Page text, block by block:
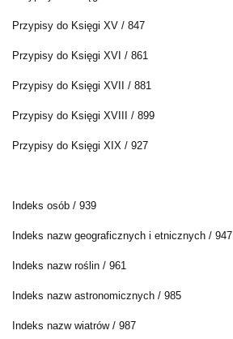
Przypisy do Księgi XV / 847
Przypisy do Księgi XVI / 861
Przypisy do Księgi XVII / 881
Przypisy do Księgi XVIII / 899
Przypisy do Księgi XIX / 927
Indeks osób / 939
Indeks nazw geograficznych i etnicznych / 947
Indeks nazw roślin / 961
Indeks nazw astronomicznych / 985
Indeks nazw wiatrów / 987